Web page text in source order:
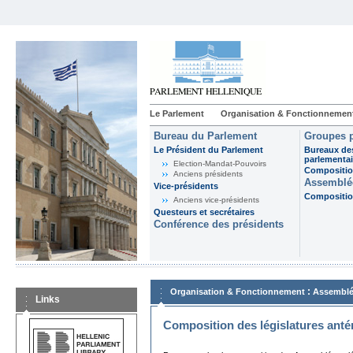
Le Parlement Organisation &
Bureau du Parlement
Le Président du Parlement
Election-Mandat-Pouvoirs
Anciens présidents
Vice-présidents
Anciens vice-présidents
Questeurs et secrétaires
Conférence des présidents
Groupes
Bureaux
Links
Organisation & Fonctionnement :
Composition des législatures